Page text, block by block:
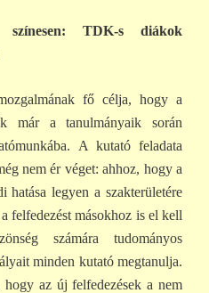
TDK-s diákok
fő célja, hogy a
már a tanulmányaik során
A kutató feladata
nem ér véget: ahhoz, hogy a
hatása legyen a szakterületére
felfedezést másokhoz is el kell
számára tudományos
minden kutató megtanulja.
az új felfedezések a nem